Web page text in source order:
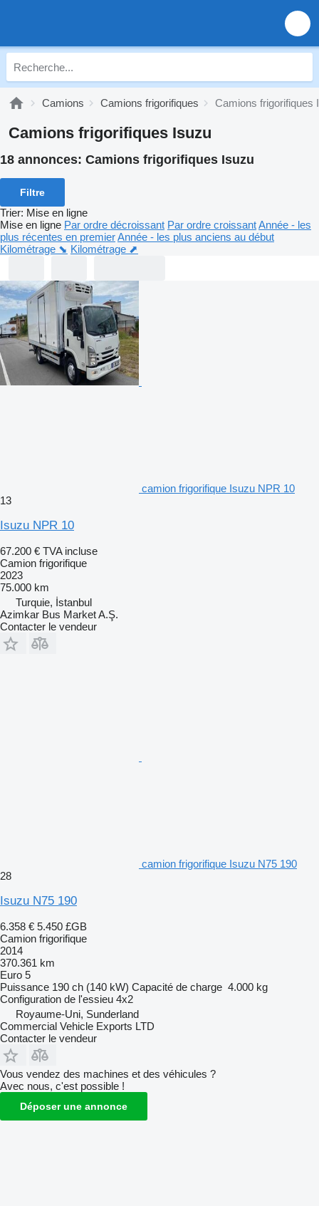
Camions Camions frigorifiques Camions frigorifiques
Camions frigorifiques Isuzu
18 annonces: Camions frigorifiques Isuzu
Filtre
Trier: Mise en ligne
Mise en ligne Par ordre décroissant Par ordre croissantAnnée - les
plus récentes en premierAnnée - les plus anciens au début
Kilométrage ⬊ Kilométrage ⬈
camion frigorifique Isuzu NPR 10
13
Isuzu NPR 10
67.200 € TVA incluse
Camion frigorifique
2023
75.000 km
Turquie, İstanbul
Azimkar Bus Market A.Ş.
Contacter le vendeur
camion frigorifique Isuzu N75 190
28
Isuzu N75 190
6.358 € 5.450 £GB
Camion frigorifique
2014
370.361 km
Euro 5
Puissance 190 ch (140 kW) Capacité de charge 4.000 kg
Configuration de l'essieu 4x2
Royaume-Uni, Sunderland
Commercial Vehicle Exports LTD
Contacter le vendeur
Vous vendez des machines et des véhicules ?
Avec nous, c'est possible !
Déposer une annonce